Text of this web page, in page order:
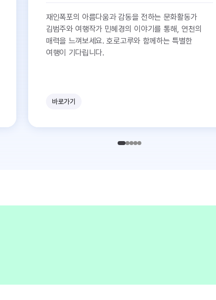
재인폭포의 아름다움과 감동을 전하는 문화활동가
김범주와 여행작가 민혜경의 이야기를 통해, 연천의
매력을 느껴보세요. 호로고루와 함께하는 특별한
여행이 기다립니다.
바로가기